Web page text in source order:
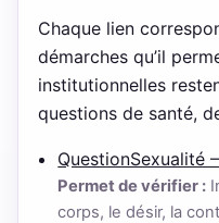
Chaque lien
démarches qu’il
institutionnelles
questions de santé,
QuestionSexualité
Permet de vérifier :
corps, le désir, la